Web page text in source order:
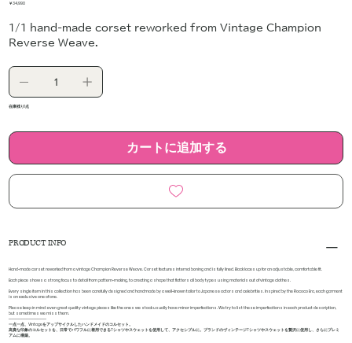
価
￥34,990
1/1 hand-made corset reworked from Vintage Champion
Reverse Weave.
在庫残り1点
カートに追加する
PRODUCT INFO
Hand-made corset reworked from a vintage Champion Reverse Weave. Corset features internal boning and is fully lined. Back laces up for an adjustable, comfortable fit.
Each piece shows a strong focus to detail from pattern-making, to creating a shape that flatters all body types using materials out of vintage clothes.
Every single item in this collection has been carefully designed and handmade by a well-known tailor to Japanese actors and celebrities. Inspired by the Rococo Era, each garment
is an exclusive one of one.
Please keep in mind: even great quality vintage pieces like the ones we stock usually have minor imperfections. We try to list these imperfections in each product description,
but sometimes we miss them.
------------------------
一点一点、Vintageをアップサイクルしたハンドメイドのコルセット。
高貴な印象のコルセットを、日常でパワフルに着用できるTシャツやスウェットを使用して、アクセシブルに。ブランドのヴィンテージTシャツやスウェットを贅沢に使用し、さらにプレミ
アムに構築。